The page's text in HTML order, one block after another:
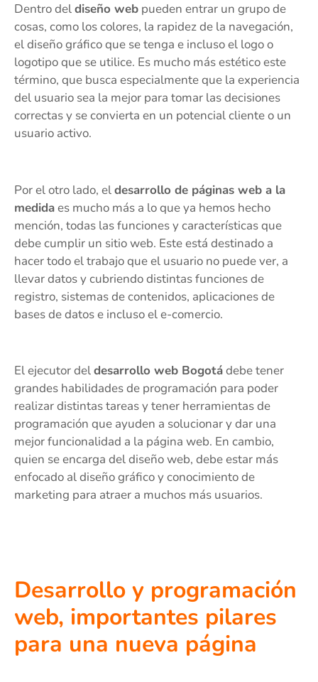
Dentro deldiseño web pueden entrar un grupo de
cosas, como los colores, la rapidez de la navegación,
el diseño gráfico que se tenga e incluso el logo o
logotipo que se utilice. Es mucho más estético este
término, que busca especialmente que la experiencia
del usuario sea la mejor para tomar las decisiones
correctas y se convierta en un potencial cliente o un
usuario activo.
Por el otro lado, eldesarrollo de páginas web a la
medidaes mucho más a lo que ya hemos hecho
mención, todas las funciones y características que
debe cumplir un sitio web. Este está destinado a
hacer todo el trabajo que el usuario no puede ver, a
llevar datos y cubriendo distintas funciones de
registro, sistemas de contenidos, aplicaciones de
bases de datos e incluso el e-comercio.
El ejecutor deldesarrollo web Bogotádebe tener
grandes habilidades de programación para poder
realizar distintas tareas y tener herramientas de
programación que ayuden a solucionar y dar una
mejor funcionalidad a la página web. En cambio,
quien se encarga del diseño web, debe estar más
enfocado al diseño gráfico y conocimiento de
marketing para atraer a muchos más usuarios.
Desarrollo y programación
web, importantes pilares
para una nueva página